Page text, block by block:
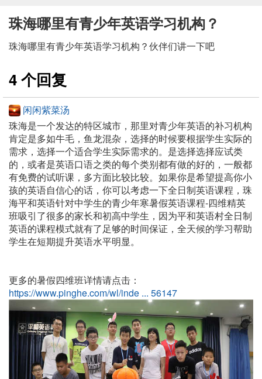
珠海哪里有青少年英语学习机构？
珠海哪里有青少年英语学习机构？伙伴们讲一下吧
4 个回复
闲闲紫菜汤
珠海是一个发达的特区城市，那里对青少年英语的补习机构
肯定是多如牛毛，鱼龙混杂，选择的时候要根据学生实际的
需求，选择一个适合学生实际需求的。是选择选择应试类
的，或者是英语口语之类的每个类别都有做的好的，一般都
有免费的试听课，多方面比较比较。如果你是希望提高你小
孩的英语自信心的话，你可以考虑一下全日制英语课程，珠
海平和英语针对中学生的青少年寒暑假英语课程-四维精英
班吸引了很多的家长和初高中学生，因为平和英语村全日制
英语的课程模式就有了足够的时间保证，全天候的学习帮助
学生在短期提升英语水平明显。
更多的暑假四维班详情请点击：
https://www.pinghe.com/wl/inde ... 56147